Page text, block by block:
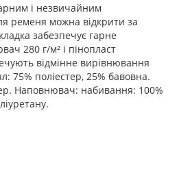
і незвичайним
ременя можна відкрити за
забезпечує гарне
280 г/м² і пінопласт
відмінне вирівнювання
75% поліестер, 25% бавовна.
Наповнювач: набивання: 100%